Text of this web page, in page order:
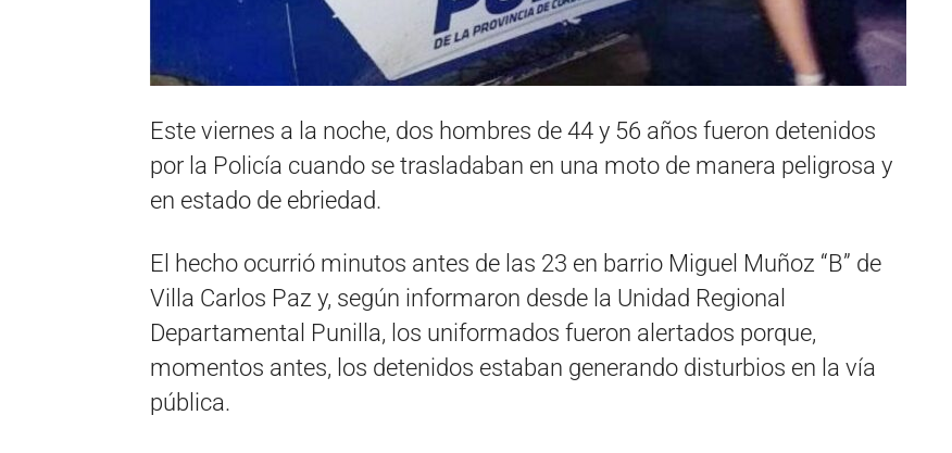
Este viernes a la noche, dos hombres de 44 y 56 años fueron detenidos
por la Policía cuando se trasladaban en una moto de manera peligrosa y
en estado de ebriedad.
El hecho ocurrió minutos antes de las 23 en barrio Miguel Muñoz “B” de
Villa Carlos Paz y, según informaron desde la Unidad Regional
Departamental Punilla, los uniformados fueron alertados porque,
momentos antes, los detenidos estaban generando disturbios en la vía
pública.